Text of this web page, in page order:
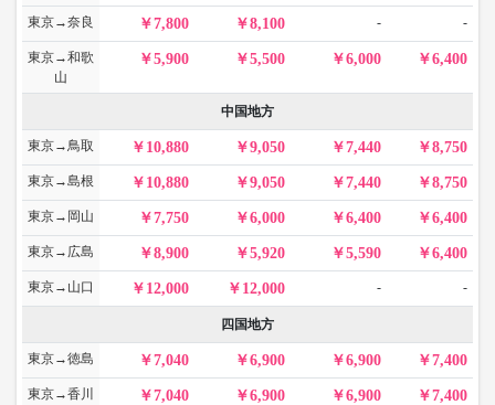
東京→奈良 7,800 8,100 - -
東京→和歌
山
5,900 5,500 6,000 6,400
中国地方
東京→鳥取 10,880 9,050 7,440 8,750
東京→島根 10,880 9,050 7,440 8,750
東京→岡山 7,750 6,000 6,400 6,400
東京→広島 8,900 5,920 5,590 6,400
東京→山口 12,000 12,000 - -
四国地方
東京→徳島 7,040 6,900 6,900 7,400
東京→香川 7,040 6,900 6,900 7,400